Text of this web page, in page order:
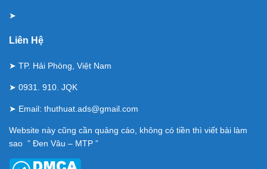
➤
Liên Hệ
➤ TP. Hải Phòng, Việt Nam
➤ 0931. 910. JQK
➤ Email: thuthuat.ads@gmail.com
Website này cũng cần quảng cáo, không có tiền thì viết bài làm
sao ” Đen Vâu – MTP ”